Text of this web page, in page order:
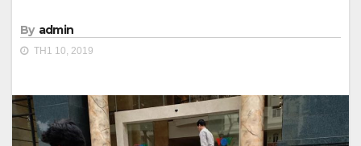
By admin
TH1 10, 2019